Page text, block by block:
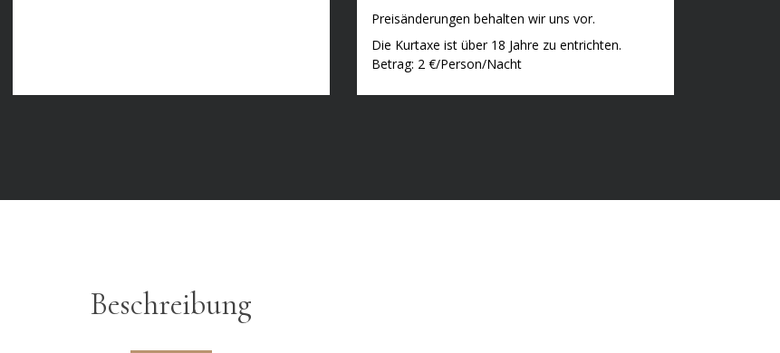
Preisänderungen behalten wir uns vor.
Die Kurtaxe ist über 18 Jahre zu entrichten.
Betrag: 2 €/Person/Nacht
Beschreibung